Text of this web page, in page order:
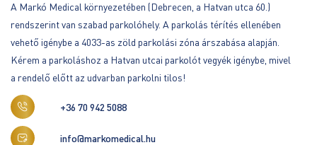
A Markó Medical környezetében (Debrecen, a Hatvan utca 60.)
rendszerint van szabad parkolóhely. A parkolás térítés ellenében
vehető igénybe a 4033-as zöld parkolási zóna árszabása alapján.
Kérem a parkoláshoz a Hatvan utcai parkolót vegyék igénybe, mivel
a rendelő előtt az udvarban parkolni tilos!
+36 70 942 5088
info@markomedical.hu